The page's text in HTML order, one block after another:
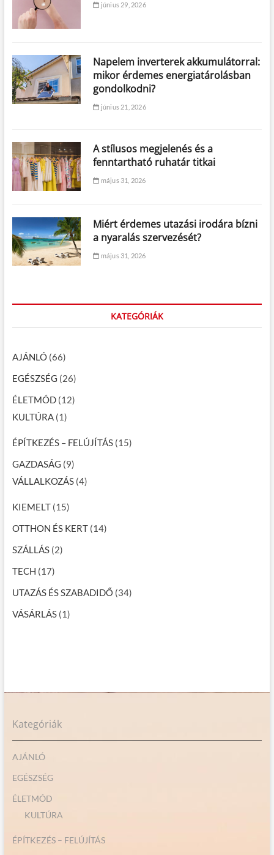
június 29, 2026
Napelem inverterek akkumulátorral:
mikor érdemes energiatárolásban
gondolkodni?
június 21, 2026
A stílusos megjelenés és a
fenntartható ruhatár titkai
május 31, 2026
Miért érdemes utazási irodára bízni
a nyaralás szervezését?
május 31, 2026
KATEGÓRIÁK
AJÁNLÓ(66)
EGÉSZSÉG (26)
ÉLETMÓD(12)
KULTÚRA(1)
ÉPÍTKEZÉS – FELÚJÍTÁS(15)
GAZDASÁG (9)
VÁLLALKOZÁS(4)
KIEMELT(15)
OTTHON ÉS KERT(14)
SZÁLLÁS(2)
TECH (17)
UTAZÁS ÉS SZABADIDŐ (34)
VÁSÁRLÁS(1)
Kategóriák
AJÁNLÓ
EGÉSZSÉG
ÉLETMÓD
KULTÚRA
ÉPÍTKEZÉS – FELÚJÍTÁS